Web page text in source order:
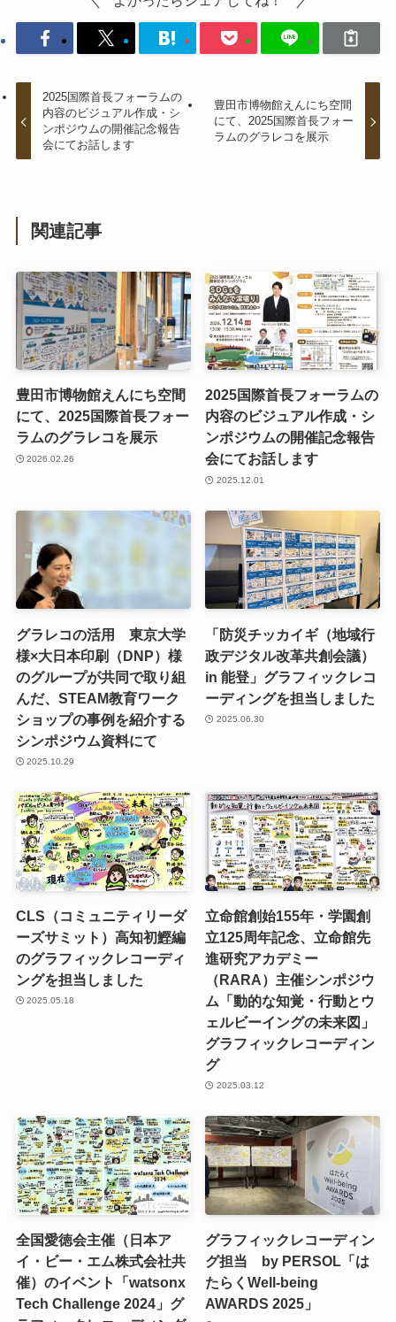
2025国際首長フォーラムの
内容のビジュアル作成・シ
ンポジウムの開催記念報告
会にてお話します
豊田市博物館えんにち空間
にて、2025国際首長フォー
ラムのグラレコを展示
関連記事
豊田市博物館えんにち空間
にて、2025国際首長フォー
ラムのグラレコを展示
2026.02.26
2025国際首長フォーラムの
内容のビジュアル作成・シ
ンポジウムの開催記念報告
会にてお話します
2025.12.01
グラレコの活用 東京大学
様×大日本印刷（DNP）様
のグループが共同で取り組
んだ、STEAM教育ワーク
ショップの事例を紹介する
シンポジウム資料にて
2025.10.29
「防災チッカイギ（地域行
政デジタル改革共創会議）
in 能登」グラフィックレコ
ーディングを担当しました
2025.06.30
CLS（コミュニティリーダ
ーズサミット）高知初鰹編
のグラフィックレコーディ
ングを担当しました
2025.05.18
立命館創始155年・学園創
立125周年記念、立命館先
進研究アカデミー
（RARA）主催シンポジウ
ム「動的な知覚・行動とウ
ェルビーイングの未来図」
グラフィックレコーディン
グ
2025.03.12
全国愛徳会主催（日本ア
イ・ビー・エム株式会社共
催）のイベント「watsonx
Tech Challenge 2024」グ
グラフィックレコーディン
グ担当 by PERSOL「は
たらくWell-being
AWARDS 2025」